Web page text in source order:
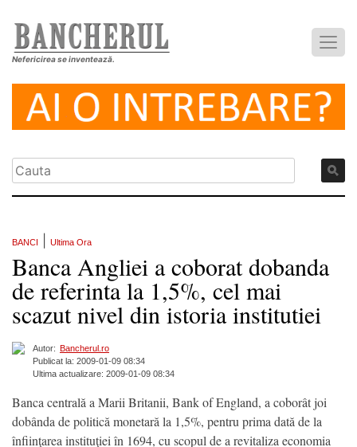
Nefericirea se inventează.
BANCI Ultima Ora
Banca Angliei a coborat dobanda
de referinta la 1,5%, cel mai
scazut nivel din istoria institutiei
Autor: Bancherul.ro
Publicat la: 2009-01-09 08:34
Ultima actualizare: 2009-01-09 08:34
Banca centrală a Marii Britanii, Bank of England, a coborât joi
dobânda de politică monetară la 1,5%, pentru prima dată de la
înfiinţarea instituţiei în 1694, cu scopul de a revitaliza economia